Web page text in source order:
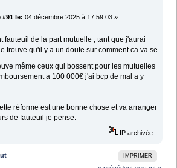
#91 le: 04 décembre 2025 à 17:59:03 »
fauteuil de la part mutuelle , tant que j'aurai
trouve qu'il y a un doute sur comment ca va se
même ceux qui bossent pour les mutuelles
a 100 000€ j'ai bcp de mal a y
réforme est une bonne chose et va arranger
de fauteuil je pense.
IP archivée
IMPRIMER